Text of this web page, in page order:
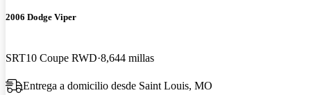
2006 Dodge Viper
SRT10 Coupe RWD 8,644 millas
Entrega a domicilio desde Saint Louis, MO